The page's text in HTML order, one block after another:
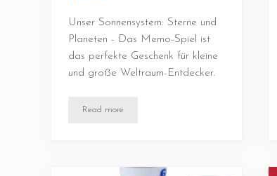
Unser Sonnensystem: Sterne und
Planeten - Das Memo-Spiel ist
das perfekte Geschenk für kleine
und große Weltraum-Entdecker.
Read moreUnser Sonnensystem: Sterne und Planeten –